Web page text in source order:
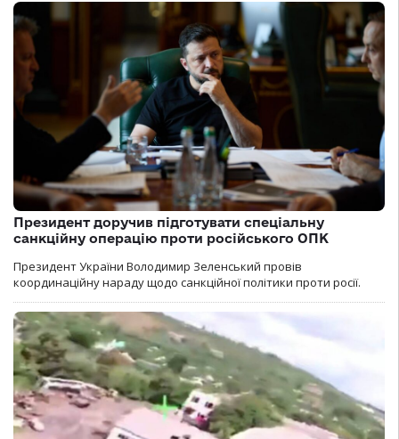
Президент доручив підготувати спеціальну
санкційну операцію проти російського ОПК
Президент України Володимир Зеленський провів
координаційну нараду щодо санкційної політики проти росії.